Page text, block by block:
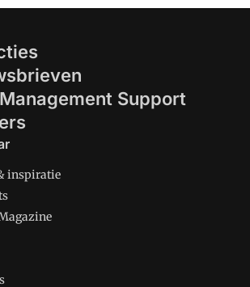
Support
inspiratie